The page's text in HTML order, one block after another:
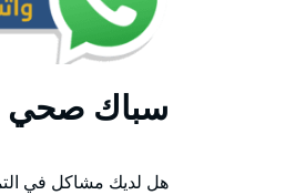
سباك صحي
هل لديك مشاكل في